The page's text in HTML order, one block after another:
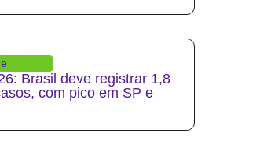
Brasil deve registrar 1,8
com pico em SP e